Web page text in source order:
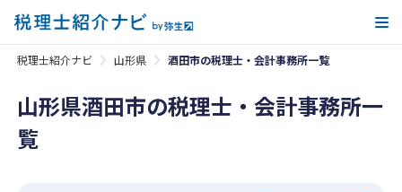
税理士紹介ナビ 山形県 酒田市の税理士・会計事務所一覧
山形県酒田市の税理士・会計事務所一
覧